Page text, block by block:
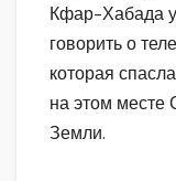
Кфар-Хабада
говорить о
которая
на этом месте
Земли.